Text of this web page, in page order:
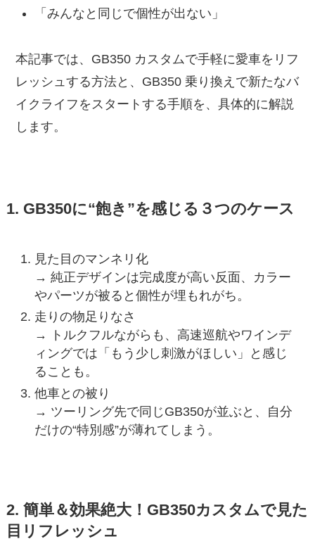
「みんなと同じで個性が出ない」
本記事では、GB350 カスタムで手軽に愛車をリフ
レッシュする方法と、GB350 乗り換えで新たなバ
イクライフをスタートする手順を、具体的に解説
します。
1. GB350に“飽き”を感じる３つのケース
見た目のマンネリ化
→ 純正デザインは完成度が高い反面、カラー
やパーツが被ると個性が埋もれがち。
走りの物足りなさ
→ トルクフルながらも、高速巡航やワインデ
ィングでは「もう少し刺激がほしい」と感じ
ることも。
他車との被り
→ ツーリング先で同じGB350が並ぶと、自分
だけの“特別感”が薄れてしまう。
2. 簡単＆効果絶大！GB350カスタムで見た
目リフレッシュ